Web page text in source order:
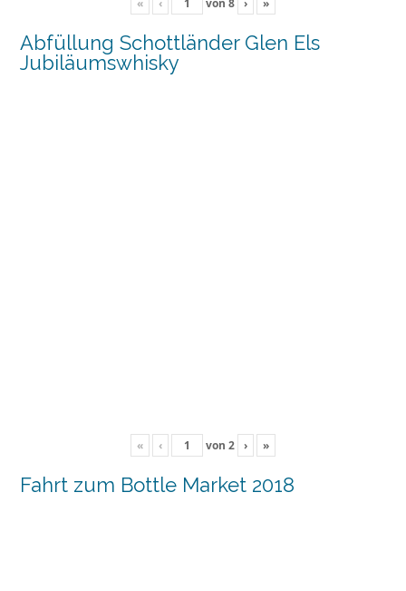
Abfüllung Schottländer Glen Els
Jubiläumswhisky
« ‹ von 2 › »
Fahrt zum Bottle Market 2018